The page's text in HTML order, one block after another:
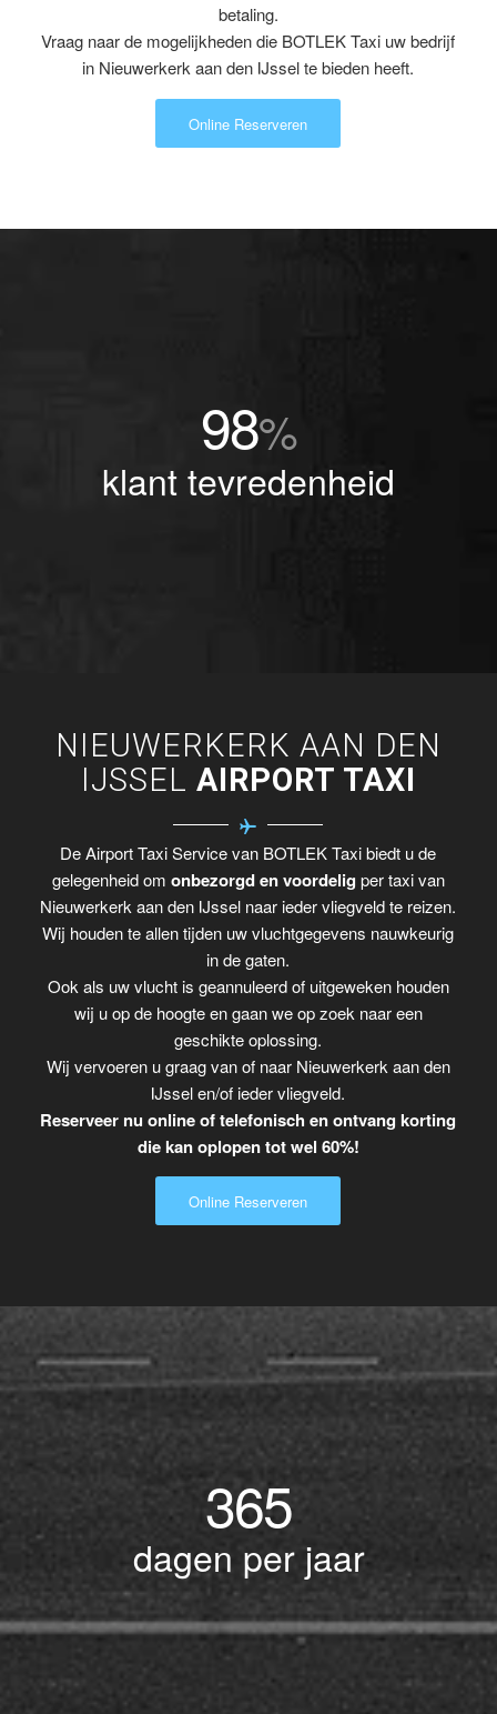
betaling.
Vraag naar de mogelijkheden die BOTLEK Taxi uw bedrijf
in Nieuwerkerk aan den IJssel te bieden heeft.
Online Reserveren
98%
klant tevredenheid
NIEUWERKERK AAN DEN
IJSSEL AIRPORT TAXI
De Airport Taxi Service van BOTLEK Taxi biedt u de
gelegenheid om onbezorgd en voordelig per taxi van
Nieuwerkerk aan den IJssel naar ieder vliegveld te reizen.
Wij houden te allen tijden uw vluchtgegevens nauwkeurig
in de gaten.
Ook als uw vlucht is geannuleerd of uitgeweken houden
wij u op de hoogte en gaan we op zoek naar een
geschikte oplossing.
Wij vervoeren u graag van of naar Nieuwerkerk aan den
IJssel en/of ieder vliegveld.
Reserveer nu online of telefonisch en ontvang korting
die kan oplopen tot wel 60%!
Online Reserveren
365
dagen per jaar